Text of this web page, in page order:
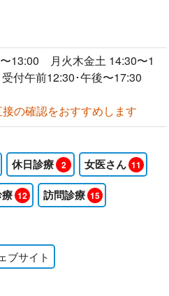
13:00 月火木金土 14:30〜1
午前12:30･午後〜17:30
の確認をおすすめします
休日診療 2 女医さん 11
12 訪問診療 15
ブサイト